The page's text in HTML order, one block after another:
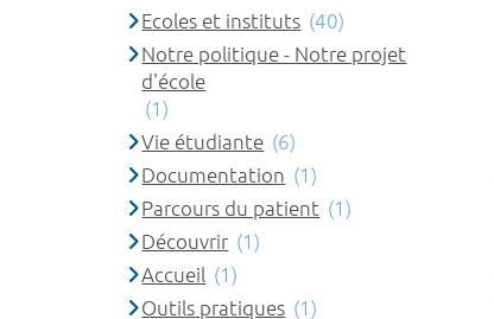
Ecoles et instituts (40)
Notre politique - Notre projet
d'école
(1)
Vie étudiante (6)
Documentation (1)
Parcours du patient (1)
Découvrir (1)
Accueil (1)
Outils pratiques (1)